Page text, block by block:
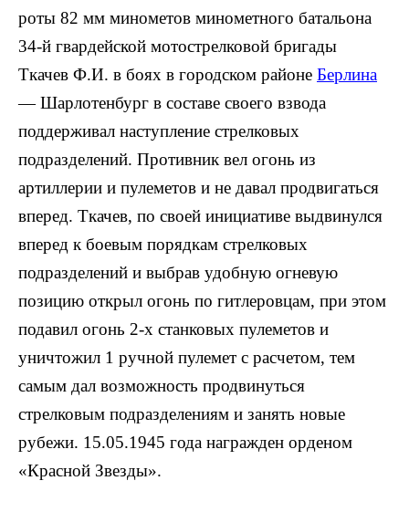
роты 82 мм минометов минометного батальона
34-й гвардейской мотострелковой бригады
Ткачев Ф.И. в боях в городском районе Берлина
— Шарлотенбург в составе своего взвода
поддерживал наступление стрелковых
подразделений. Противник вел огонь из
артиллерии и пулеметов и не давал продвигаться
вперед. Ткачев, по своей инициативе выдвинулся
вперед к боевым порядкам стрелковых
подразделений и выбрав удобную огневую
позицию открыл огонь по гитлеровцам, при этом
подавил огонь 2-х станковых пулеметов и
уничтожил 1 ручной пулемет с расчетом, тем
самым дал возможность продвинуться
стрелковым подразделениям и занять новые
рубежи. 15.05.1945 года награжден орденом
«Красной Звезды».